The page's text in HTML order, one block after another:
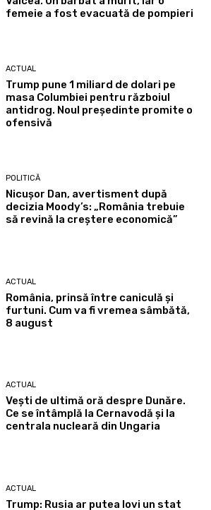
femeie a fost evacuată de pompieri
ACTUAL
Trump pune 1 miliard de dolari pe
masa Columbiei pentru războiul
antidrog. Noul președinte promite o
ofensivă
POLITICĂ
Nicușor Dan, avertisment după
decizia Moody’s: „România trebuie
să revină la creștere economică”
ACTUAL
România, prinsă între caniculă și
furtuni. Cum va fi vremea sâmbătă,
8 august
ACTUAL
Vești de ultimă oră despre Dunăre.
Ce se întâmplă la Cernavodă și la
centrala nucleară din Ungaria
ACTUAL
Trump: Rusia ar putea lovi un stat